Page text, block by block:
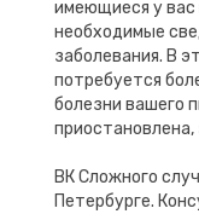
имеющиеся у
необходимые
заболевания. В
потребуется
болезни вашего
ВК Сложного
Петербурге.